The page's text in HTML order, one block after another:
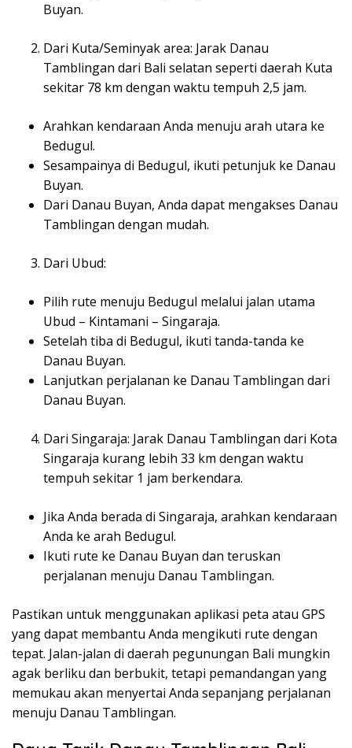
Buyan.
Dari Kuta/Seminyak area: Jarak Danau
Tamblingan dari Bali selatan seperti daerah Kuta
sekitar 78 km dengan waktu tempuh 2,5 jam.
Arahkan kendaraan Anda menuju arah utara ke
Bedugul.
Sesampainya di Bedugul, ikuti petunjuk ke Danau
Buyan.
Dari Danau Buyan, Anda dapat mengakses Danau
Tamblingan dengan mudah.
Dari Ubud:
Pilih rute menuju Bedugul melalui jalan utama
Ubud – Kintamani – Singaraja.
Setelah tiba di Bedugul, ikuti tanda-tanda ke
Danau Buyan.
Lanjutkan perjalanan ke Danau Tamblingan dari
Danau Buyan.
Dari Singaraja: Jarak Danau Tamblingan dari Kota
Singaraja kurang lebih 33 km dengan waktu
tempuh sekitar 1 jam berkendara.
Jika Anda berada di Singaraja, arahkan kendaraan
Anda ke arah Bedugul.
Ikuti rute ke Danau Buyan dan teruskan
perjalanan menuju Danau Tamblingan.
Pastikan untuk menggunakan aplikasi peta atau GPS
yang dapat membantu Anda mengikuti rute dengan
tepat. Jalan-jalan di daerah pegunungan Bali mungkin
agak berliku dan berbukit, tetapi pemandangan yang
memukau akan menyertai Anda sepanjang perjalanan
menuju Danau Tamblingan.